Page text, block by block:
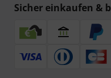
Sicher einkaufen &